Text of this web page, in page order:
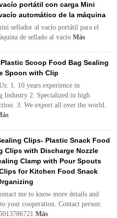
portátil con carga Mini
automático de la máquina
sellador al vacío portátil para el
de sellado al vacío Más
Scoop Food Bag Sealing
Spoon with Clip
1. 10 years experience in
Industry 2. Specialized in high
3. We export all over the world.
Clips- Plastic Snack Food
Clips with Discharge Nozzle
Clamp with Pour Spouts
for Kitchen Food Snack
me to know more details and
your cooperation. Contact person:
Más